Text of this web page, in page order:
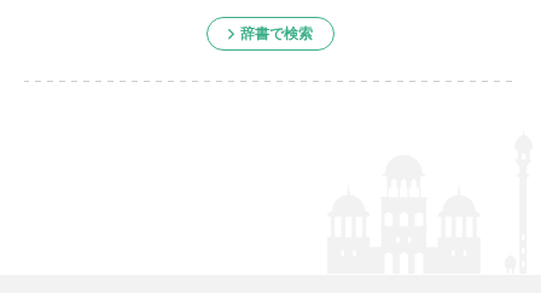
辞書で検索